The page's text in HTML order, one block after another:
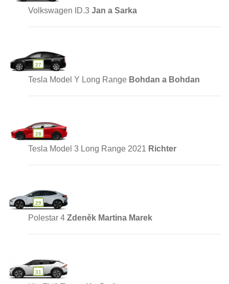
Volkswagen ID.3 Jan a Sarka
27
Tesla Model Y Long Range Bohdan a Bohdan
28
Tesla Model 3 Long Range 2021 Richter
29
Polestar 4 Zdeněk Martina Marek
31